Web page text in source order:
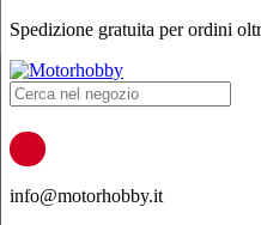
Spedizione gratuita per ordini
Products
search
info@motorhobby.it